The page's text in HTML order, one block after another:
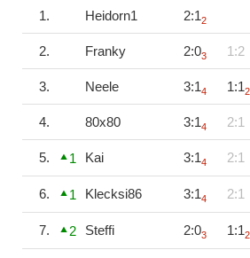
1. Heidorn1 2:12
2. Franky 2:03 1:2
3. Neele 3:14 1:12
4. 80x80 3:14 2:1
5. 1 Kai 3:14 2:1
6. 1 Klecksi86 3:14 2:1
7. 2 Steffi 2:03 1:12